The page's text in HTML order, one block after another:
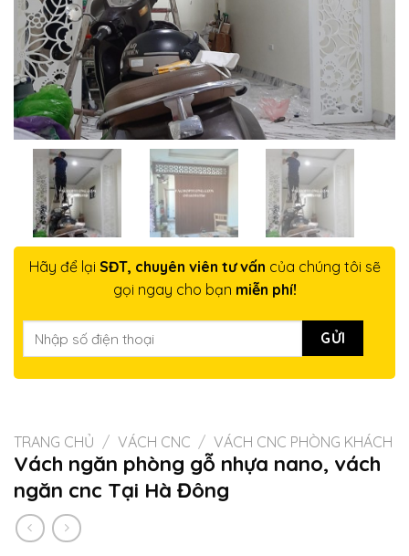
Hãy để lại SĐT, chuyên viên tư vấn của chúng tôi sẽ
gọi ngay cho bạn miễn phí!
TRANG CHỦ / VÁCH CNC / VÁCH CNC PHÒNG KHÁCH
Vách ngăn phòng gỗ nhựa nano, vách
ngăn cnc Tại Hà Đông